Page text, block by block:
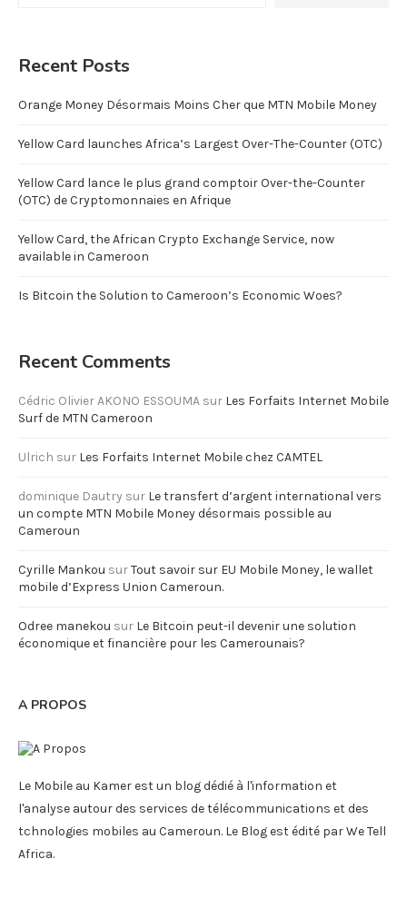
Recent Posts
Orange Money Désormais Moins Cher que MTN Mobile Money
Yellow Card launches Africa’s Largest Over-The-Counter (OTC)
Yellow Card lance le plus grand comptoir Over-the-Counter
(OTC) de Cryptomonnaies en Afrique
Yellow Card, the African Crypto Exchange Service, now
available in Cameroon
Is Bitcoin the Solution to Cameroon’s Economic Woes?
Recent Comments
Cédric Olivier AKONO ESSOUMA sur Les Forfaits Internet Mobile
Surf de MTN Cameroon
Ulrich sur Les Forfaits Internet Mobile chez CAMTEL
dominique Dautry sur Le transfert d’argent international vers
un compte MTN Mobile Money désormais possible au
Cameroun
Cyrille Mankou surTout savoir sur EU Mobile Money, le wallet
mobile d’Express Union Cameroun.
Odree manekou sur Le Bitcoin peut-il devenir une solution
économique et financière pour les Camerounais?
A PROPOS
Le Mobile au Kamer est un blog dédié à l'information et
l'analyse autour des services de télécommunications et des
tchnologies mobiles au Cameroun. Le Blog est édité par We Tell
Africa.